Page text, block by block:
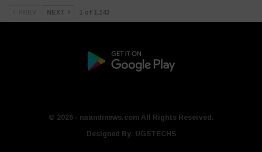
NEXT 1 of 1,143
© 2026 - naandinews.com All Rights Reserved.
Designed By: UGSTECHS